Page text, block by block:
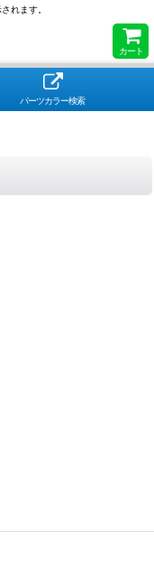
れます。
カート
パーツカラー検索